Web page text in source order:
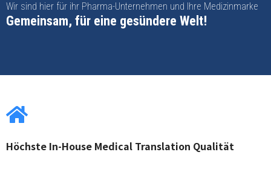
Wir sind hier für ihr Pharma-Unternehmen und Ihre Medizinmarke
Gemeinsam, für eine gesündere Welt!
Höchste In-House Medical Translation Qualität